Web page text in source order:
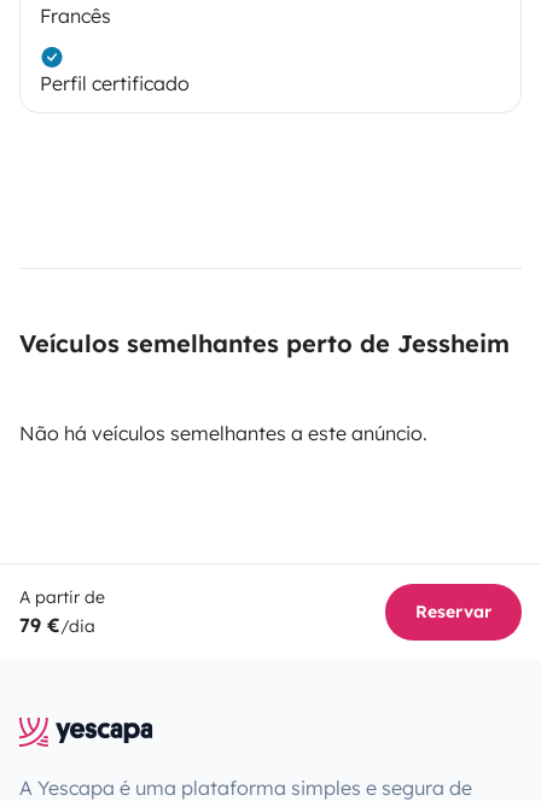
Francês
Perfil certificado
Veículos semelhantes perto de Jessheim
Não há veículos semelhantes a este anúncio.
A partir de
79 €/dia
Reservar
A Yescapa é uma plataforma simples e segura de